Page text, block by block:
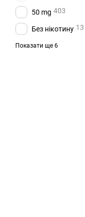
50 mg 403
Без нікотину 13
35 mg 0
Показати ще 6